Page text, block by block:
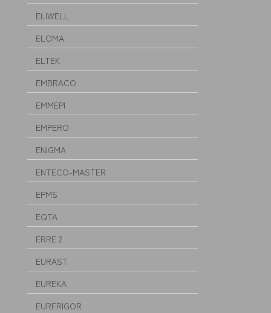
ELIWELL
ELOMA
ELTEK
EMBRACO
EMMEPI
EMPERO
ENIGMA
ENTECO-MASTER
EPMS
EQTA
ERRE 2
EURAST
EUREKA
EURFRIGOR